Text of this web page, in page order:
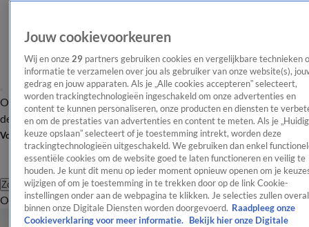
OverzichtAfleveringen Entertainment TV Algemeen
Tip
de redactieNieuwsbrief
Volg Shownieuws
Zoeken
OverzichtEntertainmentSpraakmakendRealityCrimeVideo's
Jouw cookievoorkeuren
Wij en onze 29 partners gebruiken cookies en vergelijkbare technieken
informatie te verzamelen over jou als gebruiker van onze website(s),
gedrag en jouw apparaten. Als je „Alle cookies accepteren” selecteert,
worden trackingtechnologieën ingeschakeld om onze advertenties en
content te kunnen personaliseren, onze producten en diensten te
en om de prestaties van advertenties en content te meten. Als je
keuze opslaan” selecteert of je toestemming intrekt, worden deze
trackingtechnologieën uitgeschakeld. We gebruiken dan enkel
essentiële cookies om de website goed te laten functioneren en veilig te
houden. Je kunt dit menu op ieder moment opnieuw openen om je
wijzigen of om je toestemming in te trekken door op de link Cookie-
instellingen onder aan de webpagina te klikken. Je selecties zullen overal
binnen onze Digitale Diensten worden doorgevoerd. Raadpleeg onze
Cookieverklaring voor meer informatie.
Bekijk hier onze Digitale